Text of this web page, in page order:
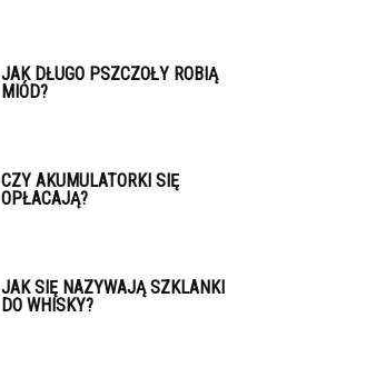
JAK DŁUGO PSZCZOŁY ROBIĄ
MIÓD?
CZY AKUMULATORKI SIĘ
OPŁACAJĄ?
JAK SIĘ NAZYWAJĄ SZKLANKI
DO WHISKY?